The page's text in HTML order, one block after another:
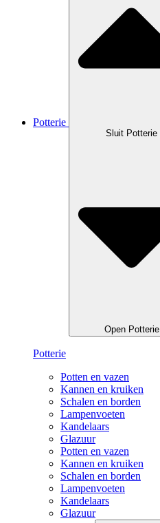
Potterie
Sluit Potterie
Open Potterie
Potterie
Potten en vazen
Kannen en kruiken
Schalen en borden
Lampenvoeten
Kandelaars
Glazuur
Potten en vazen
Kannen en kruiken
Schalen en borden
Lampenvoeten
Kandelaars
Glazuur